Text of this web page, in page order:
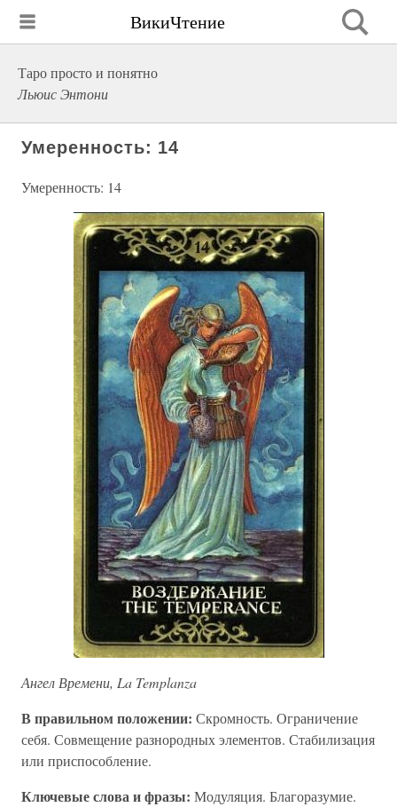
ВикиЧтение
Таро просто и понятно
Льюис Энтони
Умеренность: 14
Умеренность: 14
Ангел Времени, La Templanza
В правильном положении: Скромность. Ограничение
себя. Совмещение разнородных элементов. Стабилизация
или приспособление.
Ключевые слова и фразы: Модуляция. Благоразумие.